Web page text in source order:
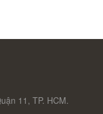
11, TP. HCM.